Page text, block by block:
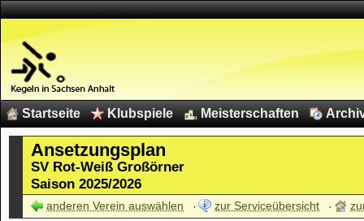
Startseite Klubspiele Meisterschaften
Ansetzungsplan
SV Rot-Weiß Großörner
Saison 2025/2026
anderen Verein auswählen zur Serviceübersicht